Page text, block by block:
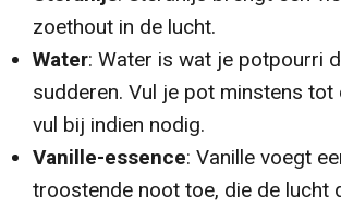
zoethout in de lucht.
Water: Water is wat je potpourri
sudderen. Vul je pot minstens tot
vul bij indien nodig.
Vanille-essence: Vanille voegt
troostende noot toe, die de lucht